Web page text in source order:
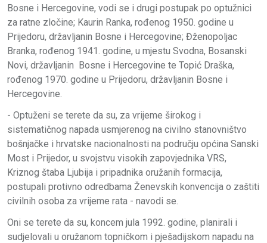
Bosne i Hercegovine, vodi se i drugi postupak po optužnici
za ratne zločine; Kaurin Ranka, rođenog 1950. godine u
Prijedoru, državljanin Bosne i Hercegovine; Đženopoljac
Branka, rođenog 1941. godine, u mjestu Svodna, Bosanski
Novi, državljanin Bosne i Hercegovine te Topić Draška,
rođenog 1970. godine u Prijedoru, državljanin Bosne i
Hercegovine.
- Optuženi se terete da su, za vrijeme širokog i
sistematičnog napada usmjerenog na civilno stanovništvo
bošnjačke i hrvatske nacionalnosti na području općina Sanski
Most i Prijedor, u svojstvu visokih zapovjednika VRS,
Kriznog štaba Ljubija i pripadnika oružanih formacija,
postupali protivno odredbama Ženevskih konvencija o zaštiti
civilnih osoba za vrijeme rata - navodi se.
Oni se terete da su, koncem jula 1992. godine, planirali i
sudjelovali u oružanom topničkom i pješadijskom napadu na